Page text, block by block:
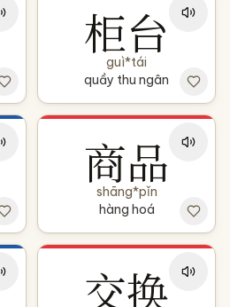
柜台
guì*tái
quầy thu ngân
商品
shāng*pǐn
hàng hoá
交换